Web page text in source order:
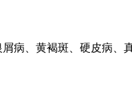
病、黄褐斑、硬皮病、